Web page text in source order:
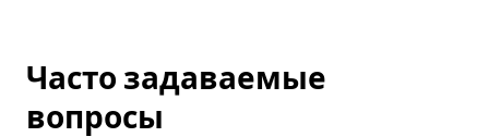
Часто задаваемые
вопросы